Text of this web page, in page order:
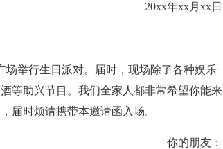
20xx年xx月xx日
场举行生日派对。届时，现场除了各种娱乐
等助兴节目。我们全家人都非常希望你能来
届时烦请携带本邀请函入场。
你的朋友：